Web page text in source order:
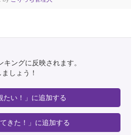
ングに反映されます。
しょう！
たい！」に追加する
てきた！」に追加する